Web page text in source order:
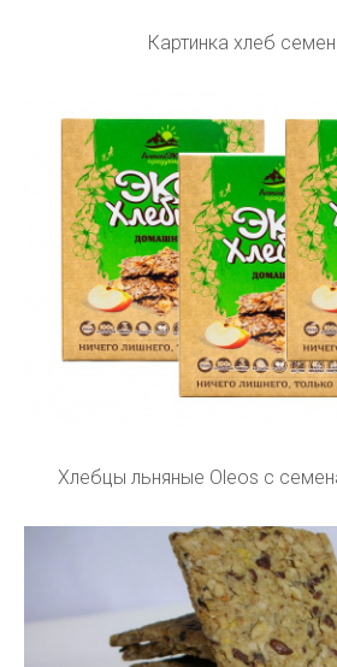
Картинка хлеб
Хлебцы льняные Oleos с